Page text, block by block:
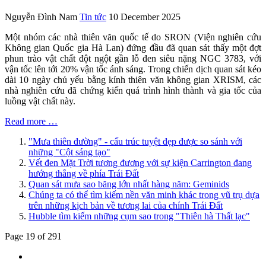
Nguyễn Đình Nam Tin tức 10 December 2025
Một nhóm các nhà thiên văn quốc tế do SRON (Viện nghiên cứu
Không gian Quốc gia Hà Lan) đứng đầu đã quan sát thấy một đợt
phun trào vật chất đột ngột gần lỗ đen siêu nặng NGC 3783, với
vận tốc lên tới 20% vận tốc ánh sáng. Trong chiến dịch quan sát kéo
dài 10 ngày chủ yếu bằng kính thiên văn không gian XRISM, các
nhà nghiên cứu đã chứng kiến quá trình hình thành và gia tốc của
luồng vật chất này.
Read more …
"Mưa thiên đường" - cấu trúc tuyệt đẹp được so sánh với
những "Cột sáng tạo"
Vết đen Mặt Trời tương đương với sự kiện Carrington đang
hướng thẳng về phía Trái Đất
Quan sát mưa sao băng lớn nhất hàng năm: Geminids
Chúng ta có thể tìm kiếm nền văn minh khác trong vũ trụ dựa
trên những kịch bản về tương lai của chính Trái Đất
Hubble tìm kiếm những cụm sao trong "Thiên hà Thất lạc"
Page 19 of 291